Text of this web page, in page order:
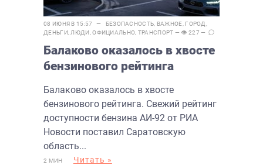
08 ИЮНЯ В 15:57 — БЕЗОПАСНОСТЬ ВАЖНОЕ ГОРОД
ДЕНЬГИ, ЛЮДИ ,ОФИЦИАЛЬНО ТРАНСПОРТ — 👁 227 —
Балаково оказалось в хвосте
бензинового рейтинга
Балаково оказалось в хвосте
бензинового рейтинга. Свежий рейтинг
доступности бензина АИ-92 от РИА
Новости поставил Саратовскую
область...
2 МИН Читать »